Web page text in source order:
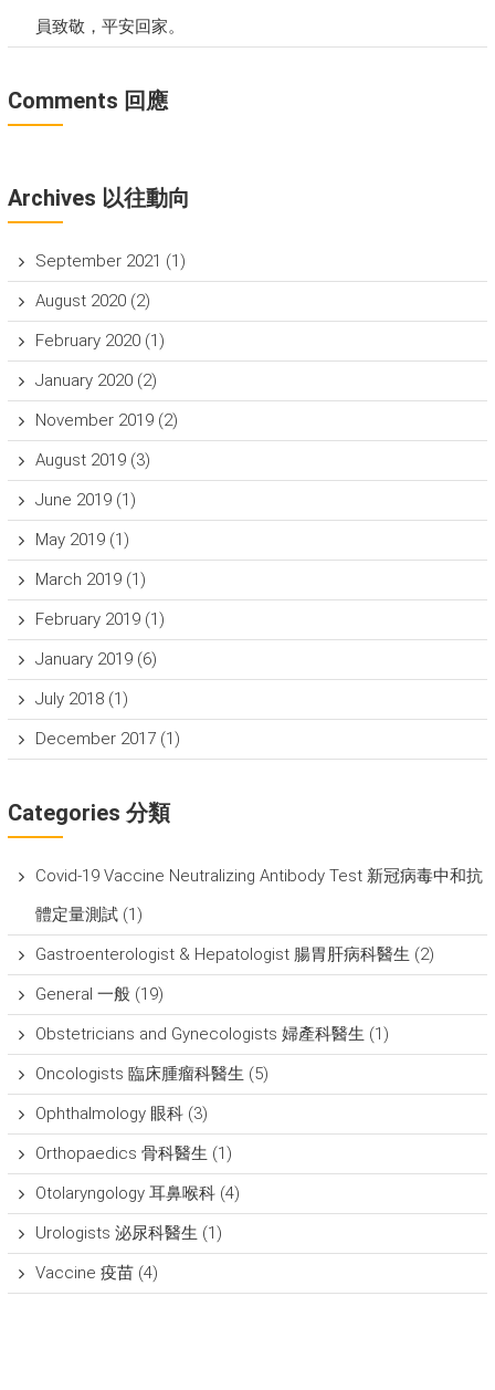
員致敬，平安回家。
Comments 回應
Archives 以往動向
September 2021 (1)
August 2020(2)
February 2020(1)
January 2020(2)
November 2019(2)
August 2019(3)
June 2019(1)
May 2019(1)
March 2019(1)
February 2019(1)
January 2019(6)
July 2018(1)
December 2017(1)
Categories 分類
Covid-19 Vaccine Neutralizing Antibody Test 新冠病毒中和抗
體定量測試(1)
Gastroenterologist & Hepatologist 腸胃肝病科醫生 (2)
General 一般(19)
Obstetricians and Gynecologists 婦產科醫生 (1)
Oncologists 臨床腫瘤科醫生 (5)
Ophthalmology 眼科(3)
Orthopaedics 骨科醫生 (1)
Otolaryngology 耳鼻喉科(4)
Urologists 泌尿科醫生 (1)
Vaccine 疫苗(4)